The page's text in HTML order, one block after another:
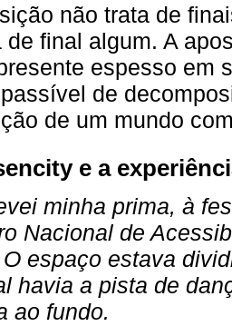
não trata de
de final algum. A
espesso em
de
de um mundo
e a
minha prima, à
Nacional de
espaço estava
havia a pista de
ao fundo.